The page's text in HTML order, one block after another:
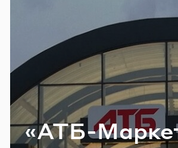
«АТБ-​
FACEBOOK
GOOGLE
ИЛИ